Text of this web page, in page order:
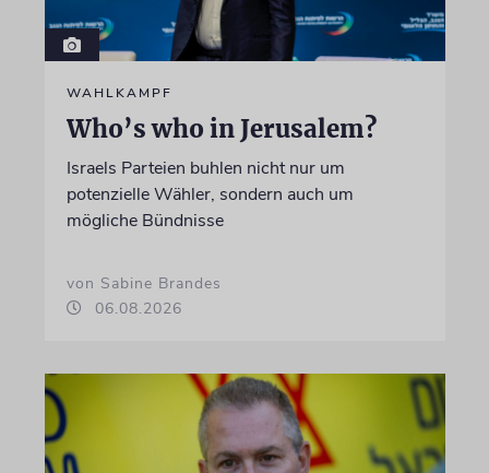
WAHLKAMPF
Who’s who in Jerusalem?
Israels Parteien buhlen nicht nur um
potenzielle Wähler, sondern auch um
mögliche Bündnisse
von Sabine Brandes
06.08.2026